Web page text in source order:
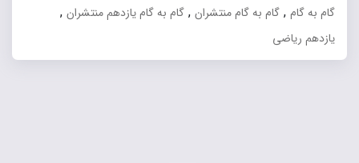
گام به گام , گام به گام منتشران , گام به گام یازدهم منتشران ,
یازدهم ریاضی